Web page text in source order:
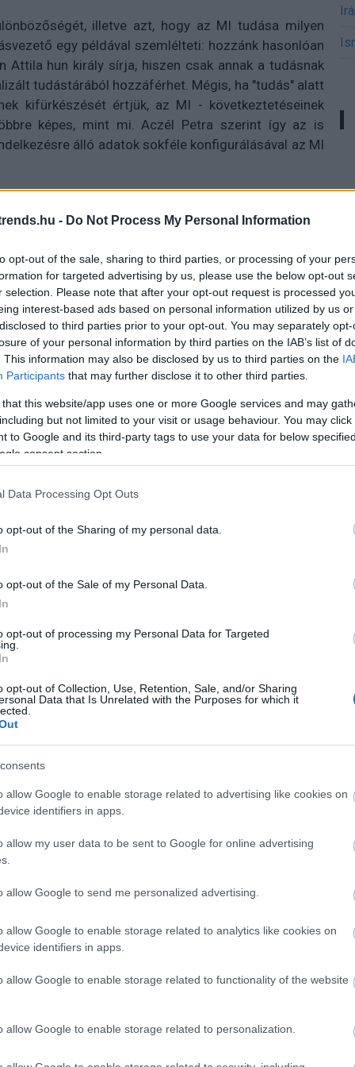
- Do Not Process My Personal Information
opt-out of the sale, sharing to third parties, or processing of your
for targeted advertising by us, please use the below opt-out
selection. Please note that after your opt-out request is processed
interest-based ads based on personal information utilized by us
to third parties prior to your opt-out. You may separately
of your personal information by third parties on the IAB’s list of
This information may also be disclosed by us to third parties on the
Participants that may further disclose it to other third parties.
that this website/app uses one or more Google services and may
but not limited to your visit or usage behaviour. You may
to Google and its third-party tags to use your data for below
consent section.
Data Processing Opt Outs
opt-out of the Sharing of my personal data.
opt-out of the Sale of my Personal Data.
opt-out of processing my Personal Data for Targeted
opt-out of Collection, Use, Retention, Sale, and/or Sharing
Data that Is Unrelated with the Purposes for which it
allow Google to enable storage related to advertising like cookies on
identifiers in apps.
allow my user data to be sent to Google for online advertising
allow Google to send me personalized advertising.
allow Google to enable storage related to analytics like cookies on
identifiers in apps.
allow Google to enable storage related to functionality of the website
allow Google to enable storage related to personalization.
illetve azt, hogy az MI tudása milyen
egy példával szemlélteti: hozzánk hasonlóan
hun király sírja, hiszen csak annak a tudásnak
tudástárából hozzáférhet. Mégis, ha "tudás" alatt
kifürkészését értjük, az MI - következtetéseinek
képes, mint mi. Aczél Petra szerint így az is
álló adatok sokféle konfigurálásával az MI
blokkja Z. Karvalics László írásával indul. Az
intelligenciát fontos lenne szélesebb
helyezve, úgynevezett mesterkontextusokba
keretrendszerek, amelyekbe folyamatosan be tudjuk
pedig úgy véli, ezeknek fontos lenne teret
- amely aztán a közös cselekvést is
kortárs értelmezésének nagy problémája,
vizsgálata általában elmarad, pedig ez a
és a társadalmi élet szerves részeként tudjuk
vizsgálati szempontokkal a mesterséges
és annak hatásaival logikusan összefüggő
egy hirtelen itt termett, izolált jelenségnek.
értekezését. Az NMHH Innovációs Laborjának
decemberében készült reprezentatív kutatás
és az MI-alapú szolgáltatások mindennapi
eredményekből kiderült, hogy a magyarok 34
n alapuló szolgáltatást, 8 százaléka pedig már
jelentős regionális különbségek is kitűnnek: a
MI-n alapuló szolgáltatásokat, a 18-35 éves
nyitott a technológia iránt a fővárosban, mint
hogy a magasabb iskolai végzettséggel
igénybe MI-re épülő szolgáltatásokat - ideértve a
helyes a magyarokat csupán az új technológiát
vizsgálattal számos, az MI-vel kapcsolatos
és félelmet figyelhetünk meg a társadalomban.
további izgalmas értekezést olvashatunk
olvasmány mindazok számára, akik többféle
MI működését, hatásait és az ezekhez kapcsolódó
és gazdasági szakértőknek, médiatudósoknak,
érdeklődéssel fordul a témához.
trendeket a fiatalok elvárásai (X)
is várnak.